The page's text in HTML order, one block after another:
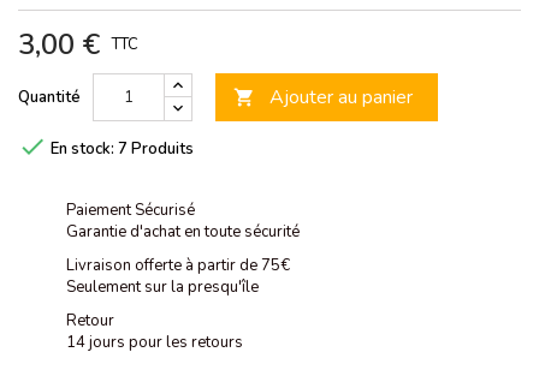
3,00 € TTC
Quantité  Ajouter au panier
 En stock: 7 Produits
Paiement Sécurisé
Garantie d'achat en toute sécurité
Livraison offerte à partir de 75€
Seulement sur la presqu'île
Retour
14 jours pour les retours